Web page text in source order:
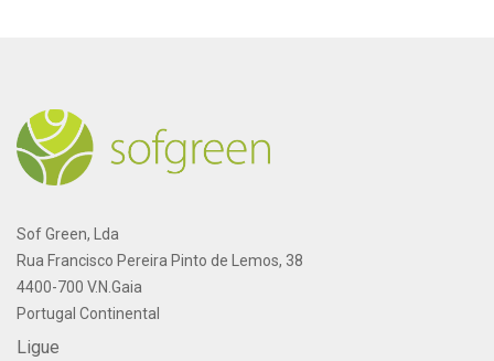
Sof Green, Lda
Rua Francisco Pereira Pinto de Lemos, 38
4400-700 V.N.Gaia
Portugal Continental
Ligue